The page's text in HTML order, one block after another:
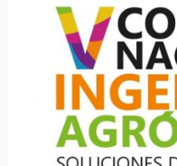
Nacional
Ingenieros
Agrónomos